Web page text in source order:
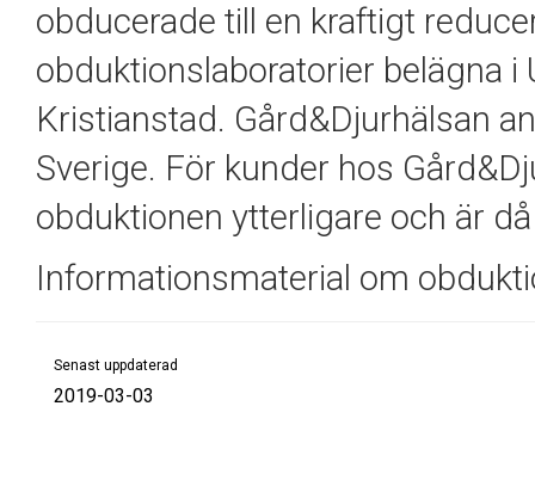
obducerade till en kraftigt
obduktionslaboratorier belägna i
Kristianstad. Gård&Djurhälsan
Sverige. För kunder hos
obduktionen ytterligare och är
Informationsmaterial om
Senast uppdaterad
2019-03-03